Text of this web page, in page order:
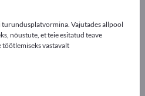
Exportpages'is!
Kasutatud kaubad –
turundusplatvormina. Vajutades allpool
nõustute, et teie esitatud teave
töötlemiseks vastavalt